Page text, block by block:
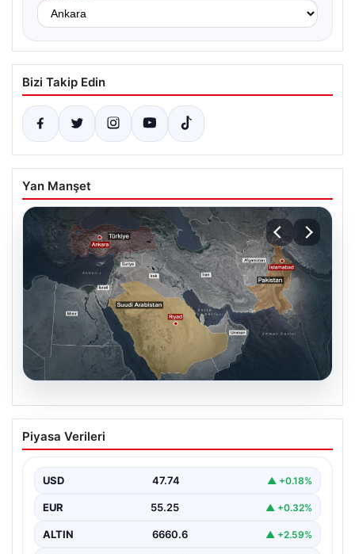
Bizi Takip Edin
Yan Manşet
07.08.2026
Mekke Ortak Savunma Anlaşması ne
anlama geliyor? Türkiye, Suudi
ayrıntılar ortaya çıktı
Piyasa Verileri
USD 47.74 ▲ +0.18%
EUR 55.25 ▲ +0.32%
ALTIN 6660.6 ▲ +2.59%